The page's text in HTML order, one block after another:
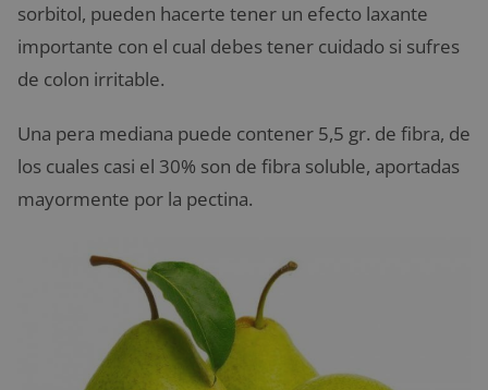
sorbitol, pueden hacerte tener un efecto laxante
importante con el cual debes tener cuidado si sufres
de colon irritable.
Una pera mediana puede contener 5,5 gr. de fibra, de
los cuales casi el 30% son de fibra soluble, aportadas
mayormente por la pectina.